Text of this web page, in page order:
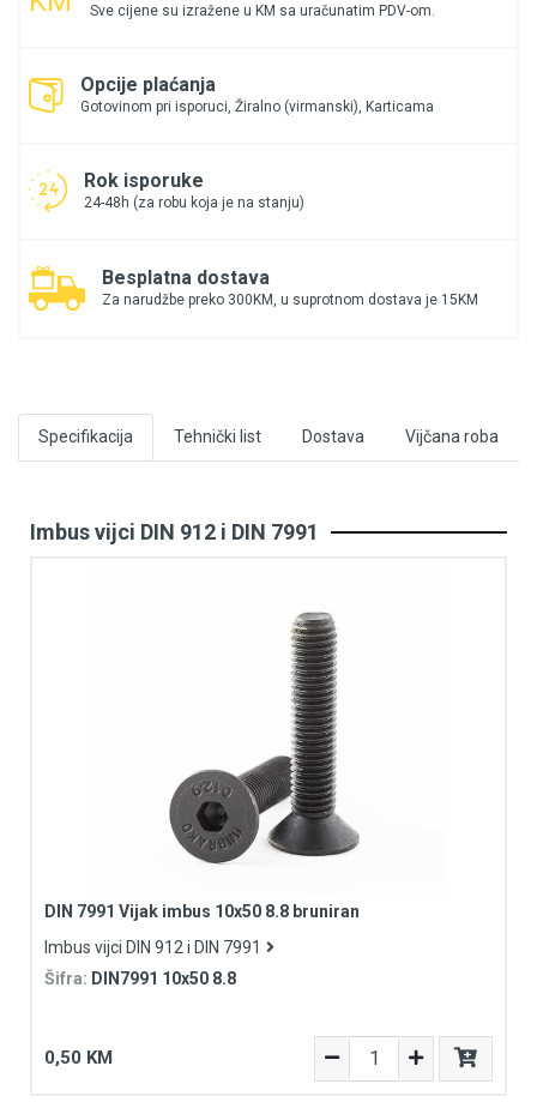
Sve cijene su izražene u KM sa uračunatim PDV-om.
Opcije plaćanja
Gotovinom pri isporuci, Žiralno (virmanski), Karticama
Rok isporuke
24-48h (za robu koja je na stanju)
Besplatna dostava
Za narudžbe preko 300KM, u suprotnom dostava je 15KM
Specifikacija Tehnički list Dostava Vijčana roba
Imbus vijci DIN 912 i DIN 7991
DIN 7991 Vijak imbus 10x50 8.8 bruniran
Imbus vijci DIN 912 i DIN 7991
Šifra: DIN7991 10x50 8.8
0,50 KM